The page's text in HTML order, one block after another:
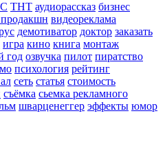
ТНТ аудиорассказ бизнес
видеореклама
демотиватор доктор заказать
игра кино книга монтаж
год озвучка пилот пиратство
психология рейтинг
сеть статья стоимость
съёмка сьемка рекламного
шварценеггер эффекты юмор